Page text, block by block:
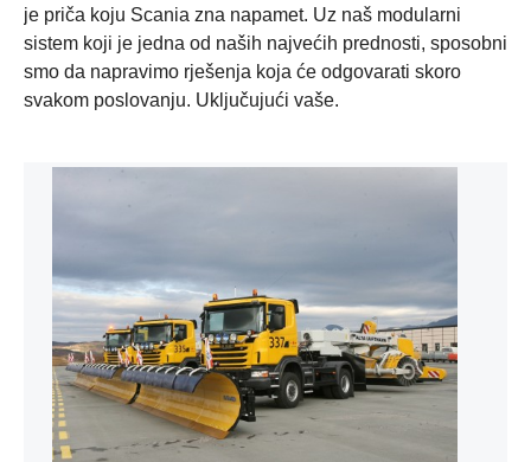
je priča koju Scania zna napamet. Uz naš modularni
sistem koji je jedna od naših najvećih prednosti, sposobni
smo da napravimo rješenja koja će odgovarati skoro
svakom poslovanju. Uključujući vaše.